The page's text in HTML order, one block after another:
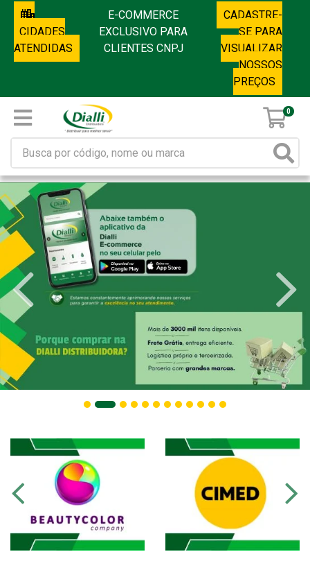
CIDADES
ATENDIDAS
E-COMMERCE
EXCLUSIVO PARA
CLIENTES CNPJ
CADASTRE-
SE PARA
VISUALIZAR
NOSSOS
PREÇOS
0